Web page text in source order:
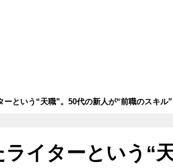
ーという“天職”。50代の新人が“前職のスキル
イターという“